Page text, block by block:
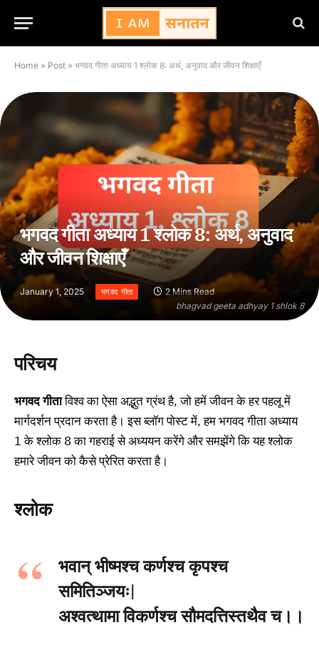
Home » Post » भगवद गीता अध्याय 1 श्लोक 8: अर्थ, अनुवाद और जीवन शिक्षाएँ
bhagvad geeta adhyay 1 shlok 8
भगवद गीता अध्याय 1 श्लोक 8: अर्थ, अनुवाद
और जीवन शिक्षाएँ
January 1, 2025 भगवद गीता 2 Mins Read
परिचय
भगवद गीताविश्व का ऐसा अद्भुत ग्रंथ है, जो हमें जीवन के हर पहलू में
मार्गदर्शन प्रदान करता है। इस ब्लॉग पोस्ट में, हम भगवद गीता अध्याय
1 के श्लोक 8 का गहराई से अध्ययन करेंगे और समझेंगे कि यह श्लोक
हमारे जीवन को कैसे प्रेरित करता है।
श्लोक
भवान् भीष्मश्च कर्णश्च कृपश्च
समितिञ्जयः|
अश्वत्थामा विकर्णश्च सौमदत्तिस्तथैव च।।